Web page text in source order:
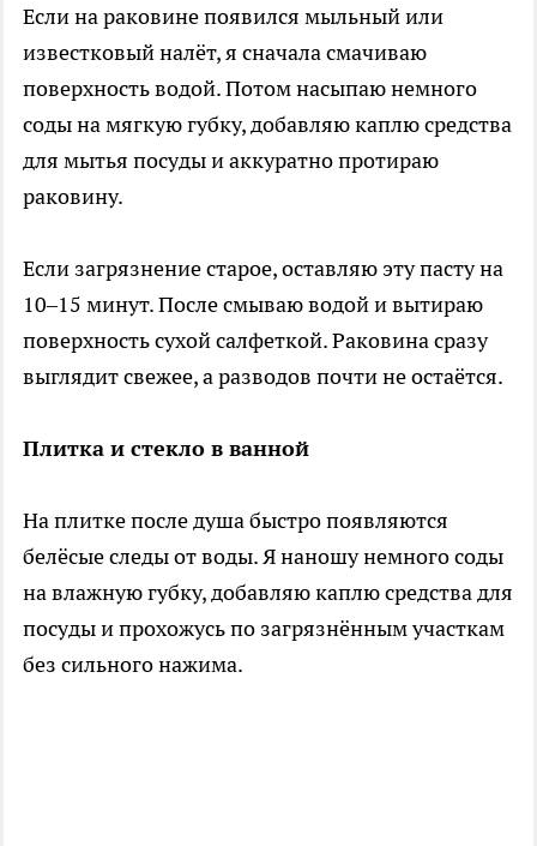
Если на раковине появился мыльный или
известковый налёт, я сначала смачиваю
поверхность водой. Потом насыпаю немного
соды на мягкую губку, добавляю каплю средства
для мытья посуды и аккуратно протираю
раковину.
Если загрязнение старое, оставляю эту пасту на
10–15 минут. После смываю водой и вытираю
поверхность сухой салфеткой. Раковина сразу
выглядит свежее, а разводов почти не остаётся.
Плитка и стекло в ванной
На плитке после душа быстро появляются
белёсые следы от воды. Я наношу немного соды
на влажную губку, добавляю каплю средства для
посуды и прохожусь по загрязнённым участкам
без сильного нажима.